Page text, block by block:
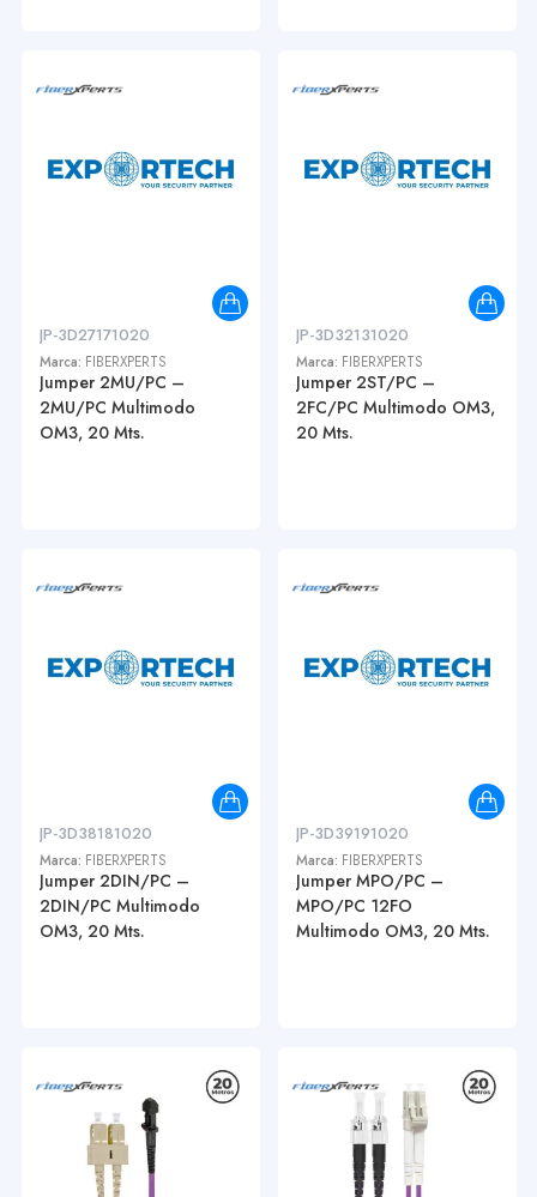
JP-3D27171020
Marca: FIBERXPERTS
Jumper 2MU/PC –
2MU/PC Multimodo
OM3, 20 Mts.
JP-3D32131020
Marca: FIBERXPERTS
Jumper 2ST/PC –
2FC/PC Multimodo OM3,
20 Mts.
JP-3D38181020
Marca: FIBERXPERTS
Jumper 2DIN/PC –
2DIN/PC Multimodo
OM3, 20 Mts.
JP-3D39191020
Marca: FIBERXPERTS
Jumper MPO/PC –
MPO/PC 12FO
Multimodo OM3, 20 Mts.